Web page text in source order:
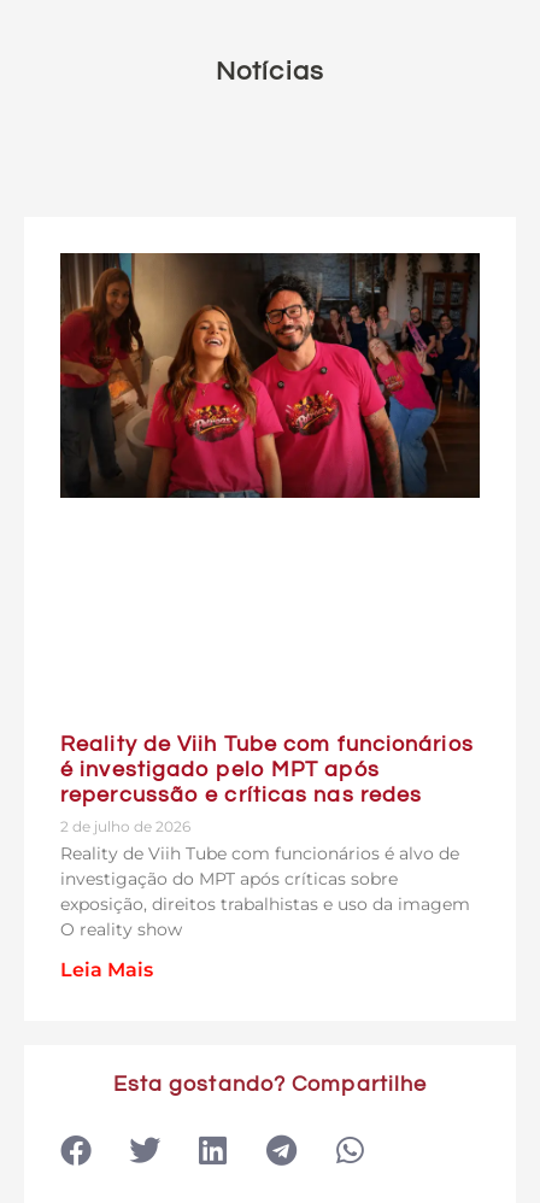
Notícias
Reality de Viih Tube com funcionários
é investigado pelo MPT após
repercussão e críticas nas redes
2 de julho de 2026
Reality de Viih Tube com funcionários é alvo de
investigação do MPT após críticas sobre
exposição, direitos trabalhistas e uso da imagem
O reality show
Leia Mais
Esta gostando? Compartilhe